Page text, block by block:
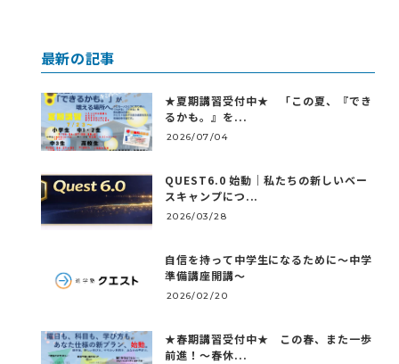
最新の記事
★夏期講習受付中★ 「この夏、『でき
るかも。』を...
2026/07/04
QUEST6.0 始動｜私たちの新しいベー
スキャンプにつ...
2026/03/28
自信を持って中学生になるために～中学
準備講座開講～
2026/02/20
★春期講習受付中★ この春、また一歩
前進！～春休...